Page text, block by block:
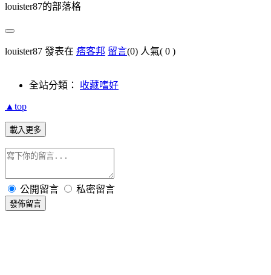
louister87的部落格
louister87 發表在 痞客邦 留言(0) 人氣( 0 )
全站分類： 收藏嗜好
▲top
載入更多
公開留言 私密留言
發佈留言